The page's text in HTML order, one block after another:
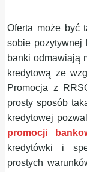
Oferta może być
sobie pozytywnej
banki odmawiają
kredytową ze
Promocja z
prosty sposób
kredytowej
promocji
kredytówki i
prostych